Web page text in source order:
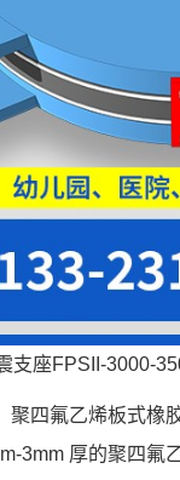
支座FPSII-3000-
聚四氟乙烯板式橡
3mm 厚的聚四氟